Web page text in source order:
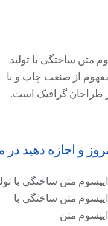
متن ساختگی با تولید
از صنعت چاپ و با
طراحان گرافیک است.
و اجازه دهید در
متن ساختگی با
متن ساختگی با
متن